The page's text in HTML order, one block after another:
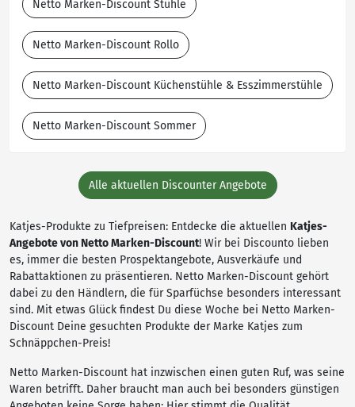
Netto Marken-Discount Stühle
Netto Marken-Discount Rollo
Netto Marken-Discount Küchenstühle & Esszimmerstühle
Netto Marken-Discount Sommer
Alle aktuellen Discounter Angebote
Katjes-Produkte zu Tiefpreisen: Entdecke die aktuellen Katjes-
Angebote von Netto Marken-Discount! Wir bei Discounto lieben
es, immer die besten Prospektangebote, Ausverkäufe und
Rabattaktionen zu präsentieren. Netto Marken-Discount gehört
dabei zu den Händlern, die für Sparfüchse besonders interessant
sind. Mit etwas Glück findest Du diese Woche bei Netto Marken-
Discount Deine gesuchten Produkte der Marke Katjes zum
Schnäppchen-Preis!
Netto Marken-Discount hat inzwischen einen guten Ruf, was seine
Waren betrifft. Daher braucht man auch bei besonders günstigen